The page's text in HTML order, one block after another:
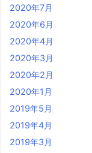
2020年7月
2020年6月
2020年4月
2020年3月
2020年2月
2020年1月
2019年5月
2019年4月
2019年3月